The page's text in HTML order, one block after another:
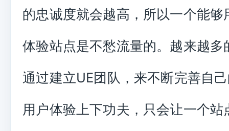
的忠诚度就会越高，所以一个能够
体验站点是不愁流量的。越来越多
通过建立UE团队，来不断完善自
用户体验上下功夫，只会让一个站